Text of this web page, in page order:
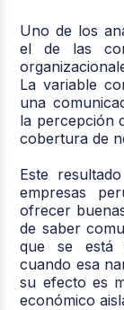
Uno de los
el de las
La variable
una
la percepción
cobertura de
Este
empresas
ofrecer
de saber
que se está
cuando esa
su efecto es
económico